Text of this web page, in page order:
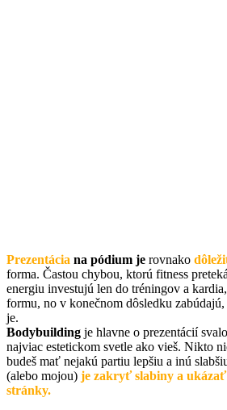
Prezentácia na pódium je rovnako
forma. Častou chybou, ktorú fitness
energiu investujú len do tréningov a
formu, no v konečnom dôsledku
je.
Bodybuilding je hlavne o prezentácií
najviac estetickom svetle ako vieš. Nikto
budeš mať nejakú partiu lepšiu a inú
(alebo mojou) je zakryť slabiny a
stránky.